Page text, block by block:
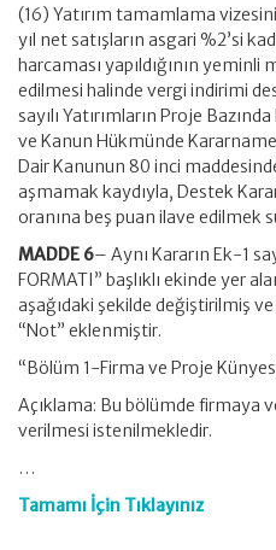
(16) Yatırım tamamlama
yıl net satışların asgari %2’si
harcaması yapıldığının
edilmesi halinde vergi indirimi
sayılı Yatırımların Proje
ve Kanun Hükmünde
Dair Kanunun 80 inci
aşmamak kaydıyla, Destek
oranına beş puan ilave edilmek
MADDE 6– Aynı Kararın Ek-1
FORMATI” başlıklı ekinde yer
aşağıdaki şekilde değiştirilmiş
“Not” eklenmiştir.
“Bölüm 1-Firma ve Proje
Açıklama: Bu bölümde firmaya
verilmesi istenilmekledir.
…
Tamamı İçin Tıklayınız